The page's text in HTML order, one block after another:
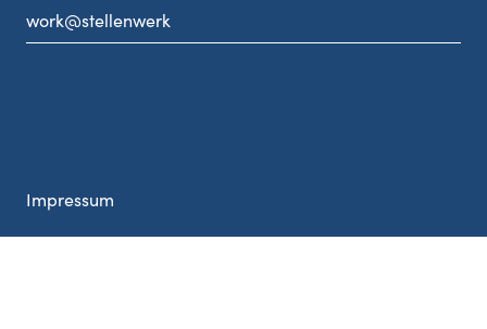
work@stellenwerk
Impressum
Nutzungsbedingungen, Einverständniserklärung